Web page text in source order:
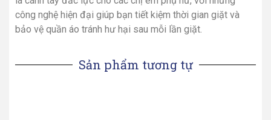
công nghệ hiện đại giúp bạn tiết kiệm thời gian giặt và
bảo vệ quần áo tránh hư hại sau mỗi lần giặt.
Sản phẩm tương tự